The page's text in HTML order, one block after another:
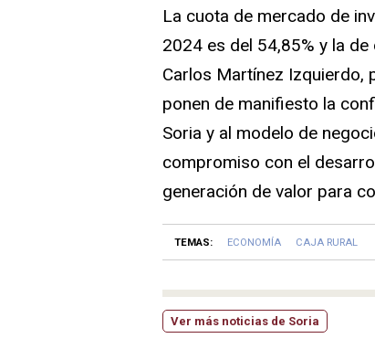
La cuota de mercado de
2024 es del 54,85% y la
Carlos Martínez Izquierdo,
ponen de manifiesto la
Soria y al modelo de
compromiso con el
generación de valor para
TEMAS: ECONOMÍA CAJA RURAL
Ver más noticias de Soria